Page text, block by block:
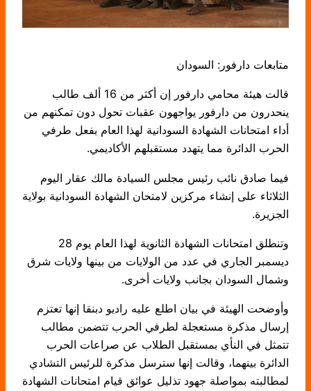
متابعات دارفور: السودان
قالت هيئة محامي دارفور إن أكثر من 16 ألف طالب
ينحدرون من دارفور يواجهون عقبات تحول دون تمكنهم من
أداء امتحانات الشهادة السودانية لهذا العام بفعل طرفي
الحرب الدائرة مما يتهدد مستقبلهم الأكاديمي.
فيما صادق نائب رئيس مجلس السيادة مالك عقار اليوم
الثلاثاء على إنشاء مركزين لامتحان الشهادة السودانية بولاية
الجزيرة.
وتنطلق امتحانات الشهادة الثانوية لهذا العام يوم 28
ديسمبر الجاري في عدد من الولايات من بينها ولايات شرق
وشمال السودان بجانب ولايات أخرى.
وأوضحت الهيئة في بيان اطلع عليه راديو دبنقا إنها تعتزم
إرسال مذكرة مستعجلة لطرفي الحرب تتضمن مطالب
تتمثل في النأي بمستقبل الطلاب عن صراعات الحرب
الدائرة بينهما، وقالت إنها سترسل مذكرة للرئيس التشادي
لمطالبته بمواصلة جهود تذليل عوائق قيام امتحانات الشهادة